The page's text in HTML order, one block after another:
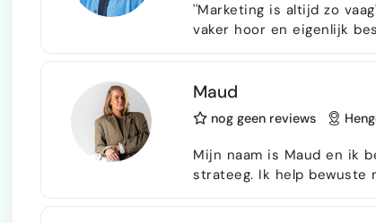
''Marketing is altijd zo
vaker hoor en eigenlijk best wel goed begrijp.
Mijn naam is Jayno Jong
Maud
nog geen reviews
Mijn naam is Maud en ik
strateeg. Ik help bewuste